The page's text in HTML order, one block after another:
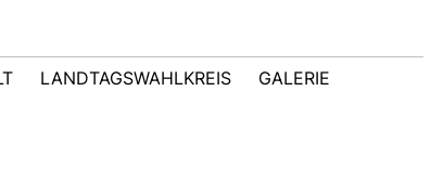
LANDTAGSWAHLKREIS
GALERIE